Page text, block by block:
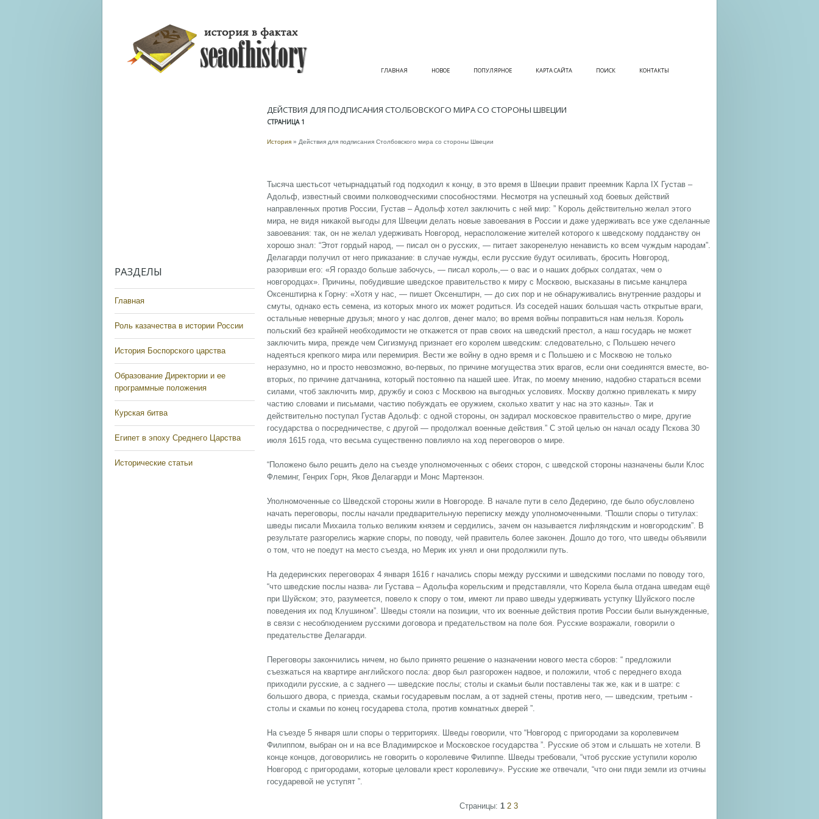
ГЛАВНАЯ НОВОЕ ПОПУЛЯРНОЕ КАРТА САЙТА ПОИСК КОНТАКТЫ
РАЗДЕЛЫ
Главная
Роль казачества в истории России
История Боспорского царства
Образование Директории и ее
программные положения
Курская битва
Египет в эпоху Среднего Царства
Исторические статьи
ДЕЙСТВИЯ ДЛЯ ПОДПИСАНИЯ СТОЛБОВСКОГО МИРА СО СТОРОНЫ ШВЕЦИИ
СТРАНИЦА 1
История » Действия для подписания Столбовского мира со стороны Швеции
Тысяча шестьсот четырнадцатый год подходил к концу, в это время в Швеции правит преемник Карла IX Густав –
Адольф, известный своими полководческими способностями. Несмотря на успешный ход боевых действий
направленных против России, Густав – Адольф хотел заключить с ней мир: ” Король действительно желал этого
мира, не видя никакой выгоды для Швеции делать новые завоевания в России и даже удерживать все уже сделанные
завоевания: так, он не желал удерживать Новгород, нерасположение жителей которого к шведскому подданству он
хорошо знал: “Этот гордый народ, — писал он о русских, — питает закоренелую ненависть ко всем чуждым народам”.
Делагарди получил от него приказание: в случае нужды, если русские будут осиливать, бросить Новгород,
разоривши его: «Я гораздо больше забочусь, — писал король,— о вас и о наших добрых солдатах, чем о
новгородцах». Причины, побудившие шведское правительство к миру с Москвою, высказаны в письме канцлера
Оксенштирна к Горну: «Хотя у нас, — пишет Оксенштирн, — до сих пор и не обнаруживались внутренние раздоры и
смуты, однако есть семена, из которых много их может родиться. Из соседей наших большая часть открытые враги,
остальные неверные друзья; много у нас долгов, денег мало; во время войны поправиться нам нельзя. Король
польский без крайней необходимости не откажется от прав своих на шведский престол, а наш государь не может
заключить мира, прежде чем Сигизмунд признает его королем шведским: следовательно, с Польшею нечего
надеяться крепкого мира или перемирия. Вести же войну в одно время и с Польшею и с Москвою не только
неразумно, но и просто невозможно, во-первых, по причине могущества этих врагов, если они соединятся вместе, во-
вторых, по причине датчанина, который постоянно па нашей шее. Итак, по моему мнению, надобно стараться всеми
силами, чтоб заключить мир, дружбу и союз с Москвою на выгодных условиях. Москву должно привлекать к миру
частию словами и письмами, частию побуждать ее оружием, сколько хватит у нас на это казны». Так и
действительно поступал Густав Адольф: с одной стороны, он задирал московское правительство о мире, другие
государства о посредничестве, с другой — продолжал военные действия.” С этой целью он начал осаду Пскова 30
июля 1615 года, что весьма существенно повлияло на ход переговоров о мире.
“Положено было решить дело на съезде уполномоченных с обеих сторон, с шведской стороны назначены были Клос
Флеминг, Генрих Горн, Яков Делагарди и Монс Мартензон.
Уполномоченные со Шведской стороны жили в Новгороде. В начале пути в село Дедерино, где было обусловлено
начать переговоры, послы начали предварительную переписку между уполномоченными. “Пошли споры о титулах:
шведы писали Михаила только великим князем и сердились, зачем он называется лифляндским и новгородским”. В
результате разгорелись жаркие споры, по поводу, чей правитель более законен. Дошло до того, что шведы объявили
о том, что не поедут на место съезда, но Мерик их унял и они продолжили путь.
На дедеринских переговорах 4 января 1616 г начались споры между русскими и шведскими послами по поводу того,
“что шведские послы назва- ли Густава – Адольфа корельским и представляли, что Корела была отдана шведам ещё
при Шуйском; это, разумеется, повело к спору о том, имеют ли право шведы удерживать уступку Шуйского после
поведения их под Клушином”. Шведы стояли на позиции, что их военные действия против России были вынужденные,
в связи с несоблюдением русскими договора и предательством на поле боя. Русские возражали, говорили о
предательстве Делагарди.
Переговоры закончились ничем, но было принято решение о назначении нового места сборов: “ предложили
съезжаться на квартире английского посла: двор был разгорожен надвое, и положили, чтоб с переднего входа
приходили русские, а с заднего — шведские послы; столы и скамьи были поставлены так же, как и в шатре: с
большого двора, с приезда, скамьи государевым послам, а от задней стены, против него, — шведским, третьим -
столы и скамьи по конец государева стола, против комнатных дверей ”.
На съезде 5 января шли споры о территориях. Шведы говорили, что “Новгород с пригородами за королевичем
Филиппом, выбран он и на все Владимирское и Московское государства ”. Русские об этом и слышать не хотели. В
конце концов, договорились не говорить о королевиче Филиппе. Шведы требовали, “чтоб русские уступили королю
Новгород с пригородами, которые целовали крест королевичу». Русские же отвечали, “что они пяди земли из отчины
государевой не уступят ”.
Страницы: 1 2 3